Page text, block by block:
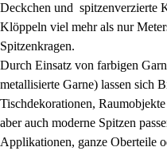
Deckchen und spitzenverzierte
Klöppeln viel mehr als nur
Spitzenkragen.
Durch Einsatz von farbigen
metallisierte Garne) lassen sich
Tischdekorationen,
aber auch moderne Spitzen
Applikationen, ganze Oberteile